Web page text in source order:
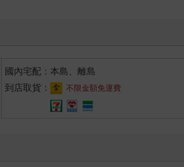
國內宅配：本島、離島
到店取貨：
不限金額免運費